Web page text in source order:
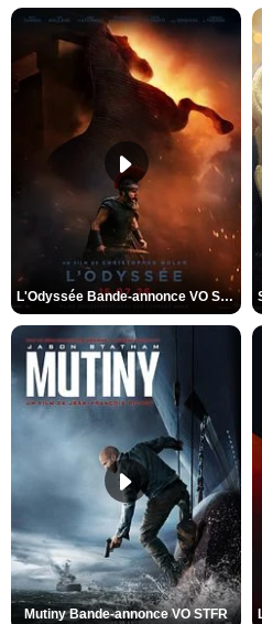
L'Odyssée Bande-annonce VO STFR
Mutiny Bande-annonce VO STFR